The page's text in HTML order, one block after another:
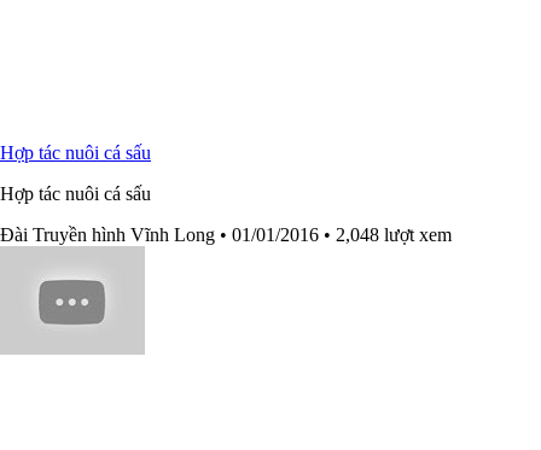
Hợp tác nuôi cá sấu
Hợp tác nuôi cá sấu
Đài Truyền hình Vĩnh Long • 01/01/2016 • 2,048 lượt xem